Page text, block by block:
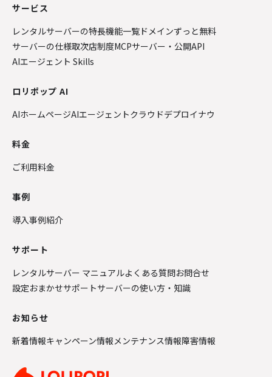
サービス
レンタルサーバーの特長機能一覧 ドメインずっと無料
サーバーの仕様取次店制度MCPサーバー・公開API
AIエージェント Skills
ロリポップ AI
AIホームページAIエージェントクラウドデプロイナウ
料金
ご利用料金
事例
導入事例紹介
サポート
レンタルサーバー マニュアルよくある質問お問合せ
設定おまかせサポートサーバーの使い方・知識
お知らせ
新着情報キャンペーン情報メンテナンス情報障害情報